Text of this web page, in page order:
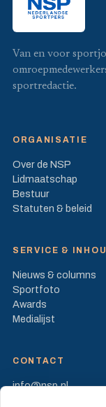
Van en voor
sportredactie.
ORGANISATIE
Over de NSP
Lidmaatschap
Bestuur
Statuten & beleid
SERVICE &
Nieuws & columns
Sportfoto
Awards
Medialijst
CONTACT
info@nsp.nl